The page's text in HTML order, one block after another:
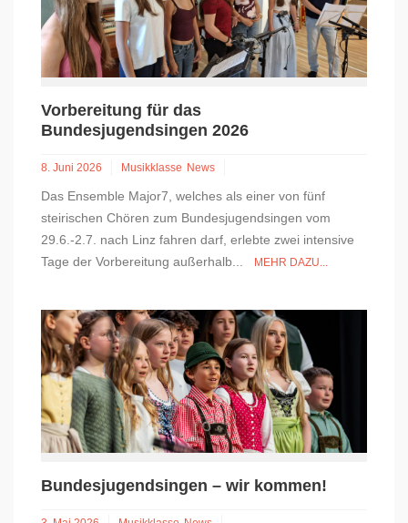
Vorbereitung für das
Bundesjugendsingen 2026
8. Juni 2026 Musikklasse News
Das Ensemble Major7, welches als einer von fünf
steirischen Chören zum Bundesjugendsingen vom
29.6.-2.7. nach Linz fahren darf, erlebte zwei intensive
Tage der Vorbereitung außerhalb...
MEHR DAZU...
Bundesjugendsingen – wir kommen!